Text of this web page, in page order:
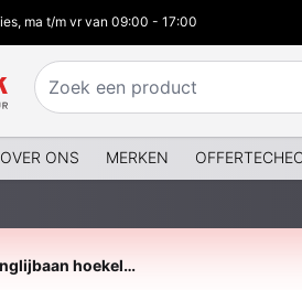
ma t/m vr van 09:00 - 17:00
OVER ONS MERKEN
Dienbladenglijbaan hoekelement 90° (intern rechts S80/AI90)